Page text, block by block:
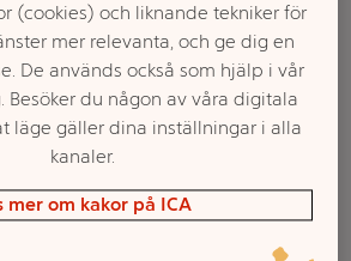
LEGO Ninjago Lloyds
ninjarobot 71757
Välj butik
(cookies) och liknande tekniker för
mer relevanta, och ge dig en
De används också som hjälp i vår
Besöker du någon av våra digitala
läge gäller dina inställningar i alla
kanaler.
mer om kakor på ICA